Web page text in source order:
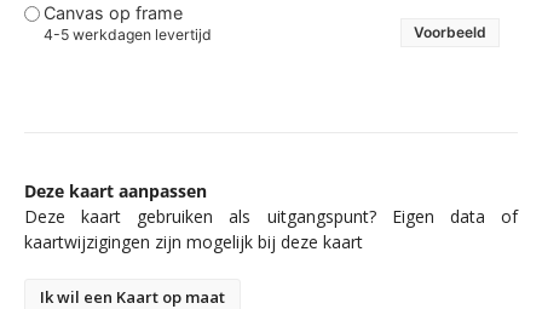
Canvas op frame
4-5 werkdagen levertijd Voorbeeld
Deze kaart aanpassen
Deze kaart gebruiken als uitgangspunt? Eigen data of
kaartwijzigingen zijn mogelijk bij deze kaart
Ik wil een Kaart op maat